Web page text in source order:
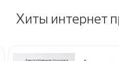
Хиты интернет